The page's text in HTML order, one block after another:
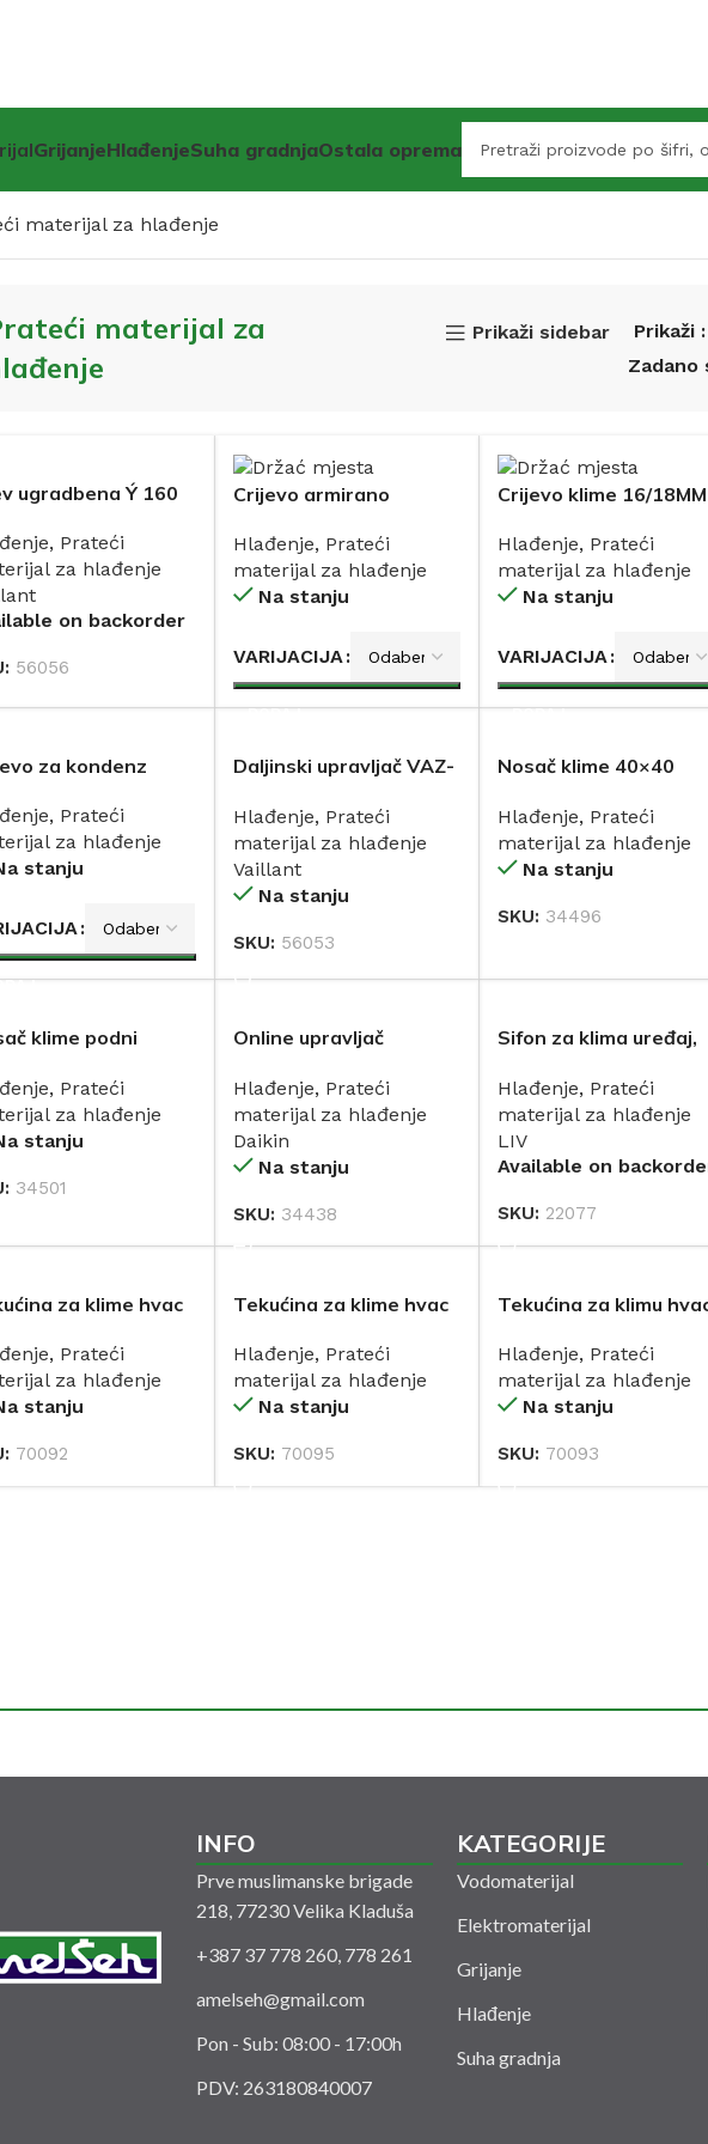
GrijanjeHlađenjeSuha gradnjaOstala oprema
materijal za hlađenje
materijal za
Prikaži sidebar Prikaži
ugradbena Ý 160
VAR 60
poklopac)
, Prateći
za hlađenje
on backorder
56056
Crijevo armirano
Hlađenje, Prateći
materijal za hlađenje
Na stanju
VARIJACIJA
DODAJ
Crijevo klime 16/18MM
Hlađenje, Prateći
materijal za hlađenje
Na stanju
VARIJACIJA
DODAJ
za kondenz
, Prateći
za hlađenje
stanju
Daljinski upravljač VAZ-
(rekuperacijski) uređaj
recoVAIR VAR 60 D
VAILLANT
Hlađenje, Prateći
materijal za hlađenje
Vaillant
Na stanju
SKU: 56053
Nosač klime 40×40
Hlađenje, Prateći
materijal za hlađenje
Na stanju
SKU: 34496
klime podni
, Prateći
za hlađenje
stanju
34501
Online upravljač
(FTXF-E modeli od klase
20 do 42 !!!)
Hlađenje, Prateći
materijal za hlađenje
Daikin
Na stanju
SKU: 34438
Sifon za klima uređaj,
Hlađenje, Prateći
materijal za hlađenje
LIV
Available on
SKU: 22077
za klime hvac
, Prateći
za hlađenje
stanju
70092
Tekućina za klime hvac
Hlađenje, Prateći
materijal za hlađenje
Na stanju
SKU: 70095
Tekućina za klimu
Hlađenje, Prateći
materijal za hlađenje
Na stanju
SKU: 70093
INFO
Prve muslimanske brigade
218, 77230 Velika Kladuša
+387 37 778 260, 778 261
amelseh@gmail.com
Pon - Sub: 08:00 - 17:00h
PDV: 263180840007
KATEGORIJE
Vodomaterijal
Elektromaterijal
Grijanje
Hlađenje
Suha gradnja